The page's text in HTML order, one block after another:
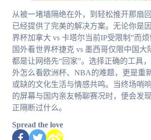
从被一堵墙隔绝在外，到轻松推开那扇
已经提供了完美的解决方案。无论你是
界杯加拿大 vs 卡塔尔当前IP受限制”而
国外看世界杯捷克 vs 墨西哥仅限中国大
都是让网络先“回家”。选择正确的工具
外怎么看欧洲杯、NBA的难题，更是重
或缺的文化生活与情感共鸣。当终场哨
的屏幕与国内亲友畅聊赛况时，便会发
正隔断过什么。
Spread the love